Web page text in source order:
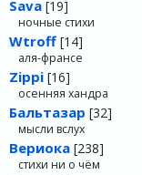
Sava [19]
ночные стихи
Wtroff [14]
аля-франсе
Zippi [16]
осенняя хандра
Бальтазар [32]
мысли вслух
Вериока [238]
стихи ни о чём